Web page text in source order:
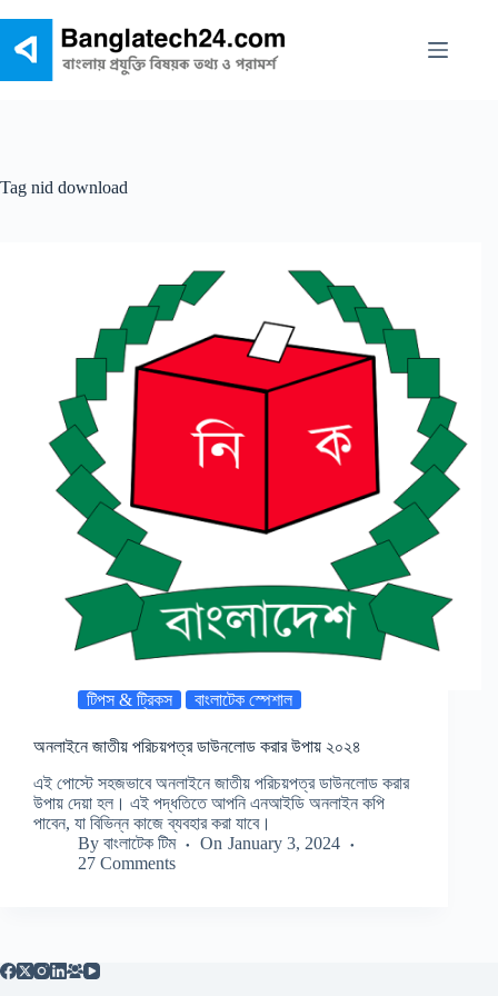
content
Tag nid download
টিপস & ট্রিকস বাংলাটেক স্পেশাল
অনলাইনে জাতীয় পরিচয়পত্র ডাউনলোড করার উপায় ২০২৪
এই পোস্টে সহজভাবে অনলাইনে জাতীয় পরিচয়পত্র ডাউনলোড করার
উপায় দেয়া হল। এই পদ্ধতিতে আপনি এনআইডি অনলাইন কপি
পাবেন, যা বিভিন্ন কাজে ব্যবহার করা যাবে।
By বাংলাটেক টিম On January 3, 2024
27 Comments